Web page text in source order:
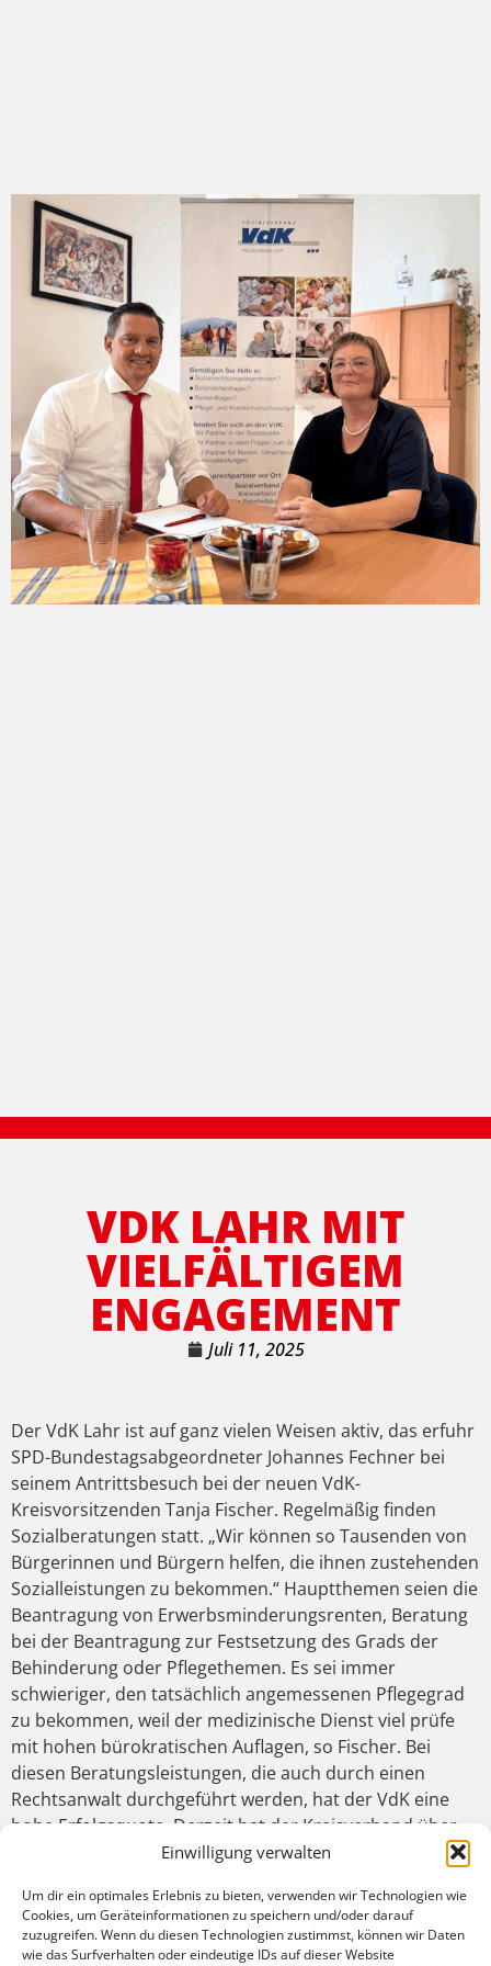
Einwilligung verwalten
Um dir ein optimales Erlebnis zu bieten, verwenden wir Technologien wie
Cookies, um Geräteinformationen zu speichern und/oder darauf
zuzugreifen. Wenn du diesen Technologien zustimmst, können wir Daten
wie das Surfverhalten oder eindeutige IDs auf dieser Website
VDK LAHR MIT
VIELFÄLTIGEM
ENGAGEMENT
Juli 11, 2025
Der VdK Lahr ist auf ganz vielen Weisen aktiv, das erfuhr
SPD-Bundestagsabgeordneter Johannes Fechner bei
seinem Antrittsbesuch bei der neuen VdK-
Kreisvorsitzenden Tanja Fischer. Regelmäßig finden
Sozialberatungen statt. „Wir können so Tausenden von
Bürgerinnen und Bürgern helfen, die ihnen zustehenden
Sozialleistungen zu bekommen.“ Hauptthemen seien die
Beantragung von Erwerbsminderungsrenten, Beratung
bei der Beantragung zur Festsetzung des Grads der
Behinderung oder Pflegethemen. Es sei immer
schwieriger, den tatsächlich angemessenen Pflegegrad
zu bekommen, weil der medizinische Dienst viel prüfe
mit hohen bürokratischen Auflagen, so Fischer. Bei
diesen Beratungsleistungen, die auch durch einen
Rechtsanwalt durchgeführt werden, hat der VdK eine
hohe Erfolgsquote. Derzeit hat der Kreisverband über
5.000 Mitglieder und ist in 17 Ortsverbänden organisiert.
gewonnen, was den tragischen Anlass von
Krebserkrankungen als Grund habe. Montags von 16 bis
18 Uhr und mittwochs von 9 bis 11 Uhr finden die